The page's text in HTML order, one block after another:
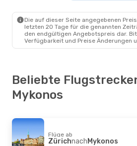
- Mykonos
Die auf dieser Seite angegebenen
letzten 20 Tage für die genannten
den endgültigen Angebotspreis dar.
Verfügbarkeit und Preise Änderungen
Beliebte
Mykonos
Flüge ab
ZürichnachMykonos